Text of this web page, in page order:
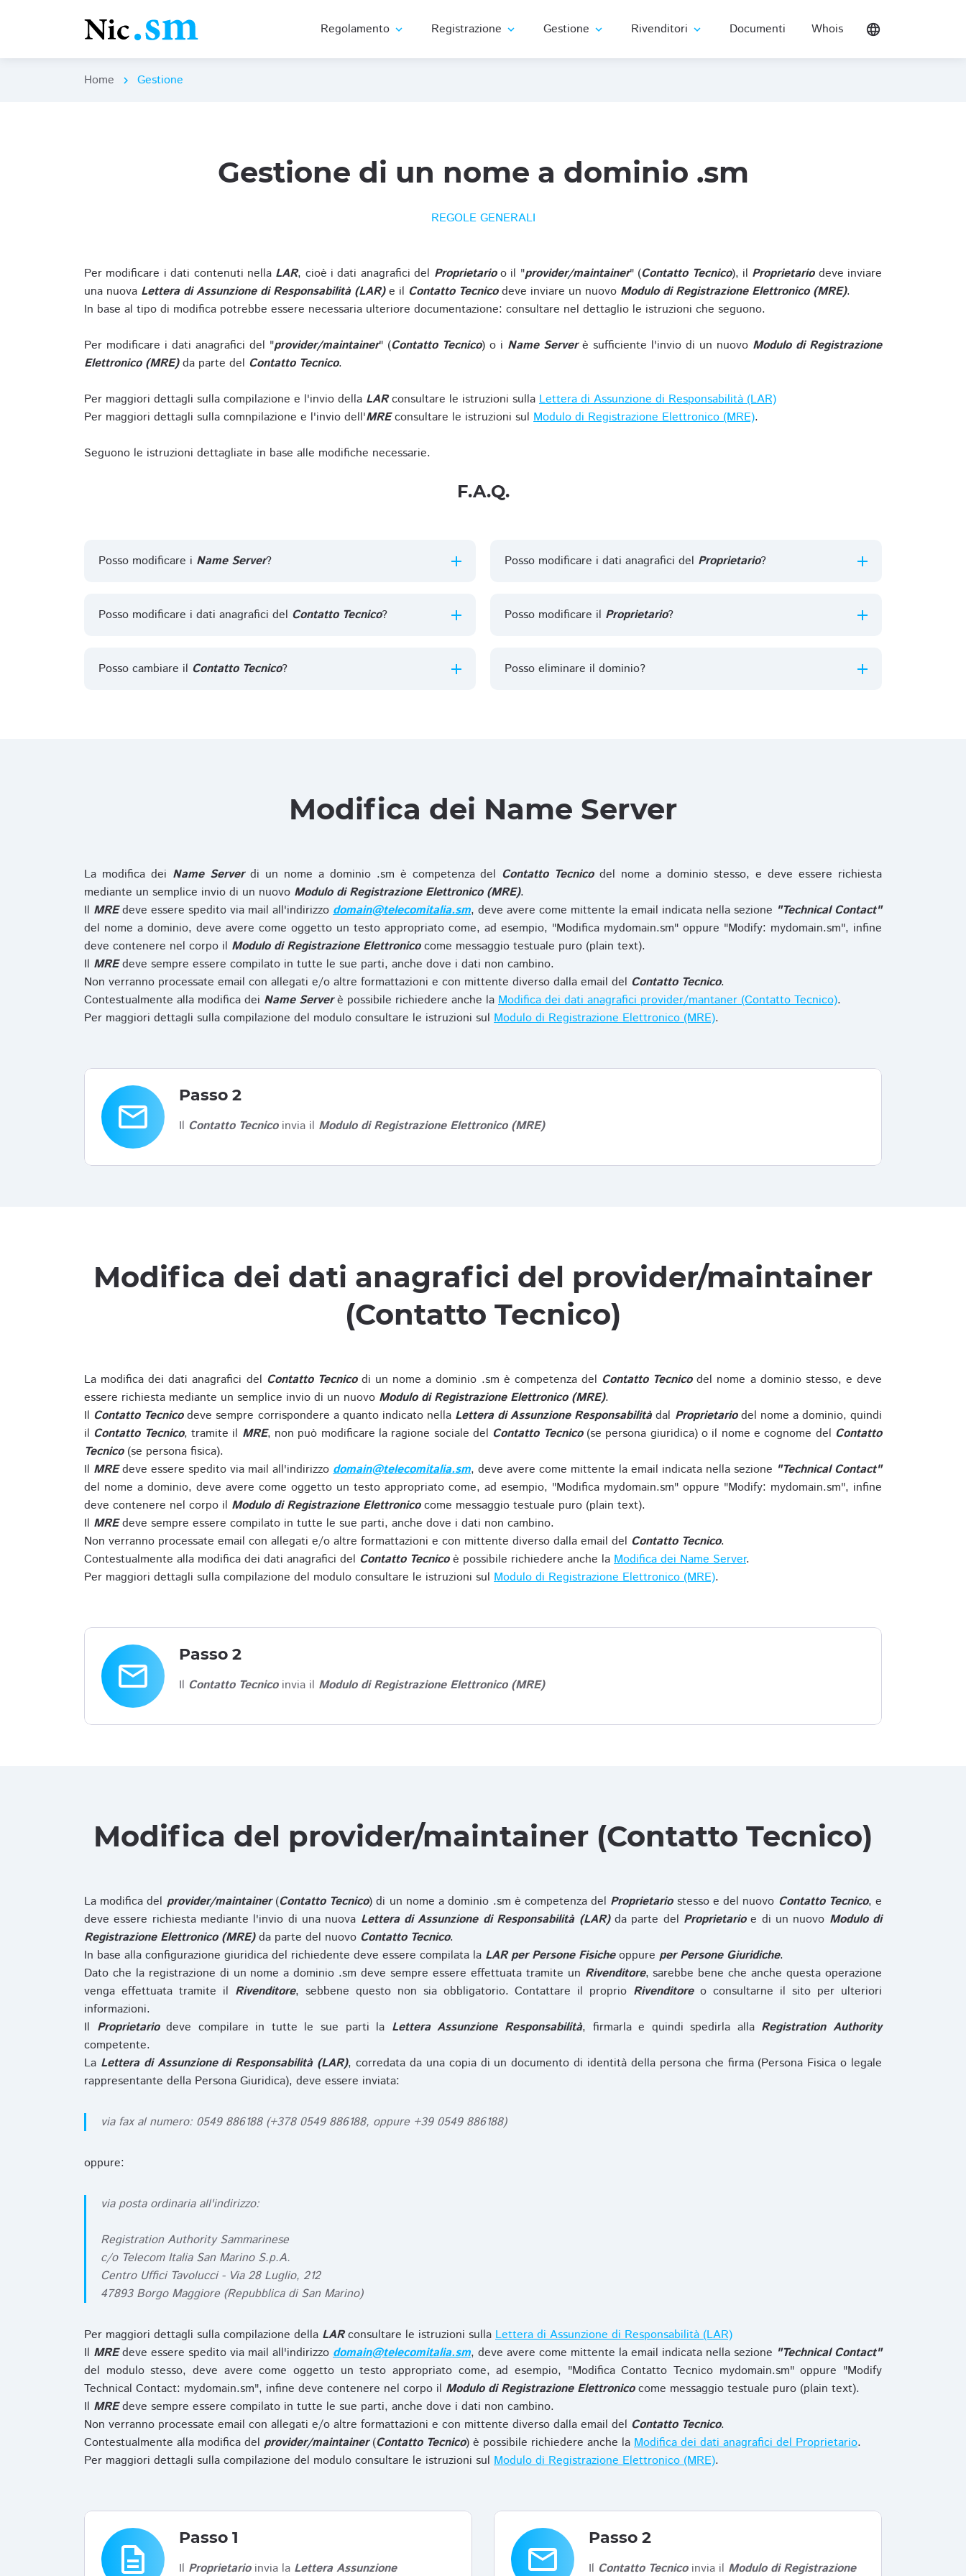
Regolamento expand_more Registrazione expand_more Gestione expand_more Rivenditori expand_more Documenti Whois language
Home chevron_right Gestione
Gestione di un nome a dominio .sm
REGOLE GENERALI
Per modificare i dati contenuti nella LAR, cioè i dati anagrafici del Proprietarioo il "provider/maintainer" (Contatto Tecnico), il Proprietariodeve inviare
una nuova Lettera di Assunzione di Responsabilità (LAR)e il Contatto Tecnicodeve inviare un nuovo Modulo di Registrazione Elettronico (MRE).
In base al tipo di modifica potrebbe essere necessaria ulteriore documentazione: consultare nel dettaglio le istruzioni che seguono.
Per modificare i dati anagrafici del "provider/maintainer" (Contatto Tecnico) o i Name Serverè sufficiente l'invio di un nuovo Modulo di Registrazione
Elettronico (MRE)da parte del Contatto Tecnico.
Per maggiori dettagli sulla compilazione e l'invio della LARconsultare le istruzioni sulla Lettera di Assunzione di Responsabilità (LAR)
Per maggiori dettagli sulla comnpilazione e l'invio dell'MREconsultare le istruzioni sul Modulo di Registrazione Elettronico (MRE).
Seguono le istruzioni dettagliate in base alle modifiche necessarie.
F.A.Q.
Posso modificare i Name Server?
Posso modificare i dati anagrafici del Contatto Tecnico?
Posso cambiare il Contatto Tecnico?
Posso modificare i dati anagrafici del Proprietario?
Posso modificare il Proprietario?
Posso eliminare il dominio?
Modifica dei Name Server
La modifica dei Name Serverdi un nome a dominio .sm è competenza del Contatto Tecnicodel nome a dominio stesso, e deve essere richiesta
mediante un semplice invio di un nuovo Modulo di Registrazione Elettronico (MRE).
Il MREdeve essere spedito via mail all'indirizzo domain@telecomitalia.sm, deve avere come mittente la email indicata nella sezione "Technical Contact"
del nome a dominio, deve avere come oggetto un testo appropriato come, ad esempio, "Modifica mydomain.sm" oppure "Modify: mydomain.sm", infine
deve contenere nel corpo il Modulo di Registrazione Elettronicocome messaggio testuale puro (plain text).
Il MREdeve sempre essere compilato in tutte le sue parti, anche dove i dati non cambino.
Non verranno processate email con allegati e/o altre formattazioni e con mittente diverso dalla email del Contatto Tecnico.
Contestualmente alla modifica dei Name Serverè possibile richiedere anche la Modifica dei dati anagrafici provider/mantaner (Contatto Tecnico).
Per maggiori dettagli sulla compilazione del modulo consultare le istruzioni sul Modulo di Registrazione Elettronico (MRE).
email
Passo 2
Il Contatto Tecnicoinvia il Modulo di Registrazione Elettronico (MRE)
Modifica dei dati anagrafici del provider/maintainer
(Contatto Tecnico)
La modifica dei dati anagrafici del Contatto Tecnicodi un nome a dominio .sm è competenza del Contatto Tecnicodel nome a dominio stesso, e deve
essere richiesta mediante un semplice invio di un nuovo Modulo di Registrazione Elettronico (MRE).
Il Contatto Tecnicodeve sempre corrispondere a quanto indicato nella Lettera di Assunzione Responsabilitàdal Proprietariodel nome a dominio, quindi
il Contatto Tecnico, tramite il MRE, non può modificare la ragione sociale del Contatto Tecnico(se persona giuridica) o il nome e cognome del Contatto
Tecnico(se persona fisica).
Il MREdeve essere spedito via mail all'indirizzo domain@telecomitalia.sm, deve avere come mittente la email indicata nella sezione "Technical Contact"
del nome a dominio, deve avere come oggetto un testo appropriato come, ad esempio, "Modifica mydomain.sm" oppure "Modify: mydomain.sm", infine
deve contenere nel corpo il Modulo di Registrazione Elettronicocome messaggio testuale puro (plain text).
Il MREdeve sempre essere compilato in tutte le sue parti, anche dove i dati non cambino.
Non verranno processate email con allegati e/o altre formattazioni e con mittente diverso dalla email del Contatto Tecnico.
Contestualmente alla modifica dei dati anagrafici del Contatto Tecnicoè possibile richiedere anche la Modifica dei Name Server.
Per maggiori dettagli sulla compilazione del modulo consultare le istruzioni sul Modulo di Registrazione Elettronico (MRE).
email
Passo 2
Il Contatto Tecnicoinvia il Modulo di Registrazione Elettronico (MRE)
Modifica del provider/maintainer (Contatto Tecnico)
La modifica del provider/maintainer(Contatto Tecnico) di un nome a dominio .sm è competenza del Proprietariostesso e del nuovo Contatto Tecnico, e
deve essere richiesta mediante l'invio di una nuova Lettera di Assunzione di Responsabilità (LAR)da parte del Proprietarioe di un nuovo Modulo di
Registrazione Elettronico (MRE)da parte del nuovo Contatto Tecnico.
In base alla configurazione giuridica del richiedente deve essere compilata la LAR per Persone Fisicheoppure per Persone Giuridiche.
Dato che la registrazione di un nome a dominio .sm deve sempre essere effettuata tramite un Rivenditore, sarebbe bene che anche questa operazione
venga effettuata tramite il Rivenditore, sebbene questo non sia obbligatorio. Contattare il proprio Rivenditoreo consultarne il sito per ulteriori
informazioni.
Il Proprietariodeve compilare in tutte le sue parti la Lettera Assunzione Responsabilità, firmarla e quindi spedirla alla Registration Authority
competente.
La Lettera di Assunzione di Responsabilità (LAR), corredata da una copia di un documento di identità della persona che firma (Persona Fisica o legale
rappresentante della Persona Giuridica), deve essere inviata:
via fax al numero: 0549 886188 (+378 0549 886188, oppure +39 0549 886188)
oppure:
via posta ordinaria all'indirizzo:
Registration Authority Sammarinese
c/o Telecom Italia San Marino S.p.A.
Centro Uffici Tavolucci - Via 28 Luglio, 212
47893 Borgo Maggiore (Repubblica di San Marino)
Per maggiori dettagli sulla compilazione della LARconsultare le istruzioni sulla Lettera di Assunzione di Responsabilità (LAR)
Il MREdeve essere spedito via mail all'indirizzo domain@telecomitalia.sm, deve avere come mittente la email indicata nella sezione "Technical Contact"
del modulo stesso, deve avere come oggetto un testo appropriato come, ad esempio, "Modifica Contatto Tecnico mydomain.sm" oppure "Modify
Technical Contact: mydomain.sm", infine deve contenere nel corpo il Modulo di Registrazione Elettronicocome messaggio testuale puro (plain text).
Il MREdeve sempre essere compilato in tutte le sue parti, anche dove i dati non cambino.
Non verranno processate email con allegati e/o altre formattazioni e con mittente diverso dalla email del Contatto Tecnico.
Contestualmente alla modifica del provider/maintainer(Contatto Tecnico) è possibile richiedere anche la Modifica dei dati anagrafici del Proprietario.
Per maggiori dettagli sulla compilazione del modulo consultare le istruzioni sul Modulo di Registrazione Elettronico (MRE).
description
Passo 1
Il Proprietarioinvia la Lettera Assunzione email
Passo 2
Il Contatto Tecnicoinvia il Modulo di Registrazione